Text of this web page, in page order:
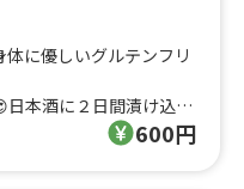
に優しいグルテンフリ
本酒に２日間漬け込ん
600円